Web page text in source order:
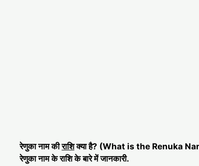
रेणुका नाम कीराशिक्या है? (What is the Renuka
रेणुका नाम के राशि के बारे में जानकारी.